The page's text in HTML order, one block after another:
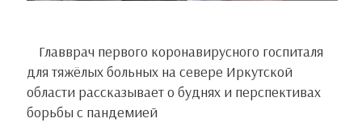
Главврач первого коронавирусного госпиталя
для тяжёлых больных на севере Иркутской
области рассказывает о буднях и перспективах
борьбы с пандемией